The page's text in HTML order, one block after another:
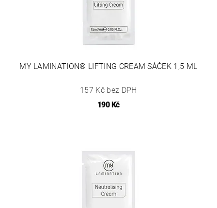
MY LAMINATION® LIFTING CREAM SÁČEK 1,5 ML
157 Kč bez DPH
190 Kč